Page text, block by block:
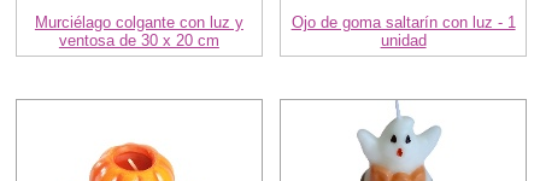
Murciélago colgante con luz y
ventosa de 30 x 20 cm
Ojo de goma saltarín con luz - 1
unidad